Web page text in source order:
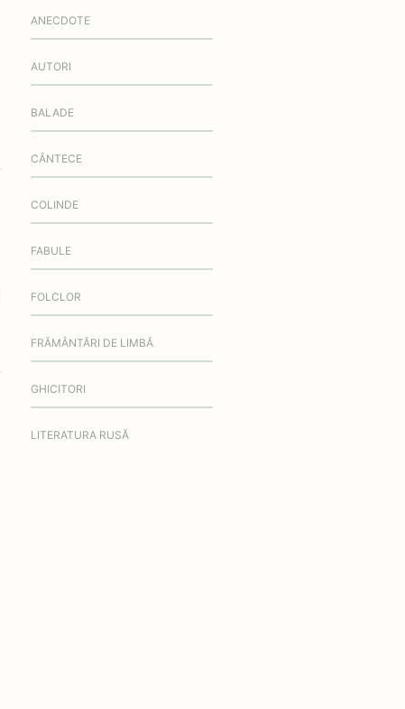
ANECDOTE
AUTORI
BALADE
CÂNTECE
COLINDE
FABULE
FOLCLOR
FRĂMÂNTĂRI DE LIMBĂ
GHICITORI
LITERATURA RUSĂ